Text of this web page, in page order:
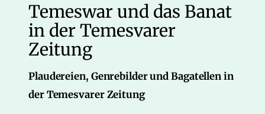
Temeswar und das Banat
in der Temesvarer
Zeitung
Plaudereien, Genrebilder und Bagatellen in
der Temesvarer Zeitung